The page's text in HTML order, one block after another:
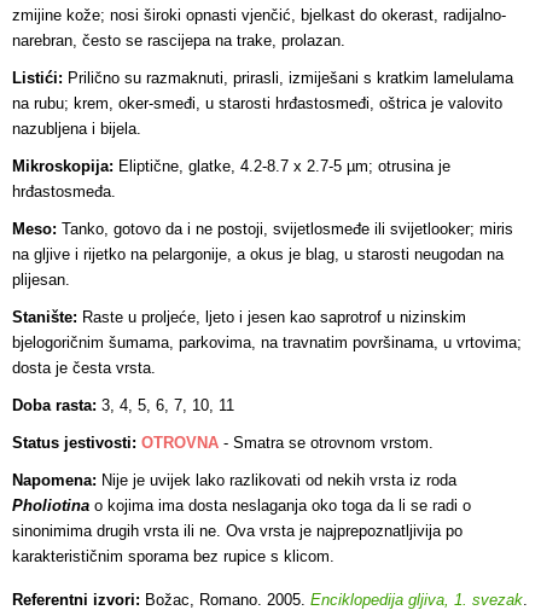
zmijine kože; nosi široki opnasti vjenčić, bjelkast do okerast, radijalno-
narebran, često se rascijepa na trake, prolazan.
Listići: Prilično su razmaknuti, prirasli, izmiješani s kratkim lamelulama
na rubu; krem, oker-smeđi, u starosti hrđastosmeđi, oštrica je valovito
nazubljena i bijela.
Mikroskopija: Eliptične, glatke, 4.2-8.7 x 2.7-5 µm; otrusina je
hrđastosmeđa.
Meso: Tanko, gotovo da i ne postoji, svijetlosmeđe ili svijetlooker; miris
na gljive i rijetko na pelargonije, a okus je blag, u starosti neugodan na
plijesan.
Stanište: Raste u proljeće, ljeto i jesen kao saprotrof u nizinskim
bjelogoričnim šumama, parkovima, na travnatim površinama, u vrtovima;
dosta je česta vrsta.
Doba rasta: 3, 4, 5, 6, 7, 10, 11
Status jestivosti: OTROVNA - Smatra se otrovnom vrstom.
Napomena: Nije je uvijek lako razlikovati od nekih vrsta iz roda
Pholiotina o kojima ima dosta neslaganja oko toga da li se radi o
sinonimima drugih vrsta ili ne. Ova vrsta je najprepoznatljivija po
karakterističnim sporama bez rupice s klicom.
Referentni izvori: Božac, Romano. 2005. Enciklopedija gljiva, 1. svezak.